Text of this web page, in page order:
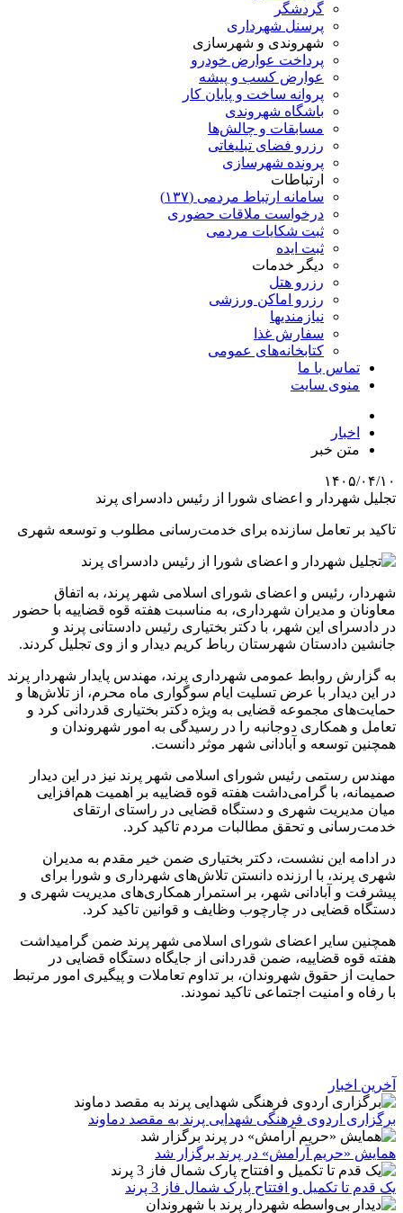
گردشگر
پرسنل شهرداری
شهروندی و شهرسازی
پرداخت عوارض خودرو
عوارض کسب و پیشه
پروانه ساخت و پایان کار
باشگاه شهروندی
مسابقات و چالش‌ها
رزرو فضای تبلیغاتی
پرونده شهرسازی
ارتباطات
سامانه ارتباط مردمی (۱۳۷)
درخواست ملاقات حضوری
ثبت شکایات مردمی
ثبت ایده
دیگر خدمات
رزرو هتل
رزرو اماکن ورزشی
نیازمندیها
سفارش غذا
کتابخانه‌های عمومی
تماس با ما
منوی سایت
اخبار
متن خبر
۱۴۰۵/۰۴/۱۰
تجلیل شهردار و اعضای شورا از رئیس دادسرای پرند
تاکید بر تعامل سازنده برای خدمت‌رسانی مطلوب و توسعه شهری
شهردار، رئیس و اعضای شورای اسلامی شهر پرند، به اتفاق
معاونان و مدیران شهرداری، به مناسبت هفته قوه قضاییه با حضور
در دادسرای این شهر، با دکتر بختیاری رئیس دادستانی پرند و
جانشین دادستان شهرستان رباط کریم دیدار و از وی تجلیل کردند.
به گزارش روابط عمومی شهرداری پرند، مهندس پایدار شهردار پرند
در این دیدار با عرض تسلیت ایام سوگواری ماه محرم، از تلاش‌ها و
حمایت‌های مجموعه قضایی به ویژه دکتر بختیاری قدردانی کرد و
تعامل و همکاری دوجانبه را در رسیدگی به امور شهروندان و
همچنین توسعه و آبادانی شهر موثر دانست.
مهندس رستمی رئیس شورای اسلامی شهر پرند نیز در این دیدار
صمیمانه، با گرامی‌داشت هفته قوه قضاییه بر اهمیت هم‌افزایی
میان مدیریت شهری و دستگاه قضایی در راستای ارتقای
خدمت‌رسانی و تحقق مطالبات مردم تاکید کرد.
در ادامه این نشست، دکتر بختیاری ضمن خیر مقدم به مدیران
شهری پرند، با ارزنده دانستن تلاش‌های شهرداری و شورا برای
پیشرفت و آبادانی شهر، بر استمرار همکاری‌های مدیریت شهری و
دستگاه قضایی در چارچوب وظایف و قوانین تاکید کرد.
همچنین سایر اعضای شورای اسلامی شهر پرند ضمن گرامیداشت
هفته قوه قضاییه، ضمن قدردانی از جایگاه دستگاه قضایی در
حمایت از حقوق شهروندان، بر تداوم تعاملات و پیگیری امور مرتبط
با رفاه و امنیت اجتماعی تاکید نمودند.
آخرین اخبار
برگزاری اردوی فرهنگی شهدایی پرند به مقصد دماوند
همایش «حریم آرامش» در پرند برگزار شد
یک قدم تا تکمیل و افتتاح پارک شمال فاز 3 پرند